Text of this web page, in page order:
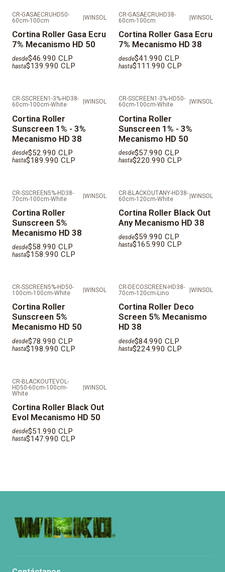
VALORES REFLEJADOS NO CONSIDERAN INSTALACIîN.
DESPACHOS EN REGIîN METROPOLITANA EN MAIPO,
TALAGANTE, CORDILLERA, MELIPILLA Y PROVINCIAS
FUERA DE SANTIAGO SE DEBE COTIZAR
CR-GASAECRUHD50-
60cm-100cm
WINSOL
Cortina Roller Gasa Ecru
7% Mecanismo HD 50
desde$46.990 CLP
hasta$139.990 CLP
CR-GASAECRUHD38-
60cm-100cm
WINSOL
Cortina Roller Gasa Ecru
7% Mecanismo HD 38
desde$41.990 CLP
hasta$111.990 CLP
CR-SSCREEN1-3%-HD38-
60cm-100cm-White
WINSOL
Cortina Roller
Sunscreen 1% - 3%
Mecanismo HD 38
desde$52.990 CLP
hasta$189.990 CLP
CR-SSCREEN1-3%-HD50-
60cm-100cm-White
WINSOL
Cortina Roller
Sunscreen 1% - 3%
Mecanismo HD 50
desde$57.990 CLP
hasta$220.990 CLP
CR-SSCREEN5%-HD38-
70cm-100cm-White
|WINSOL
Cortina Roller
Sunscreen 5%
Mecanismo HD 38
desde$58.990 CLP
hasta$158.990 CLP
CR-BLACKOUTANY-HD38-
60cm-120cm-White
|WINSOL
Cortina Roller Black Out
Any Mecanismo HD 38
desde$59.990 CLP
hasta$165.990 CLP
CR-SSCREEN5%-HD50-
100cm-100cm-White
WINSOL
Cortina Roller
Sunscreen 5%
Mecanismo HD 50
desde$78.990 CLP
hasta$198.990 CLP
CR-DECOSCREEN-HD38-
70cm-120cm-Lino
WINSOL
Cortina Roller Deco
Screen 5% Mecanismo
HD 38
desde$84.990 CLP
hasta$224.990 CLP
CR-BLACKOUTEVOL-
HD50-60cm-100cm-
White
|WINSOL
Cortina Roller Black Out
Evol Mecanismo HD 50
desde$51.990 CLP
hasta$147.990 CLP